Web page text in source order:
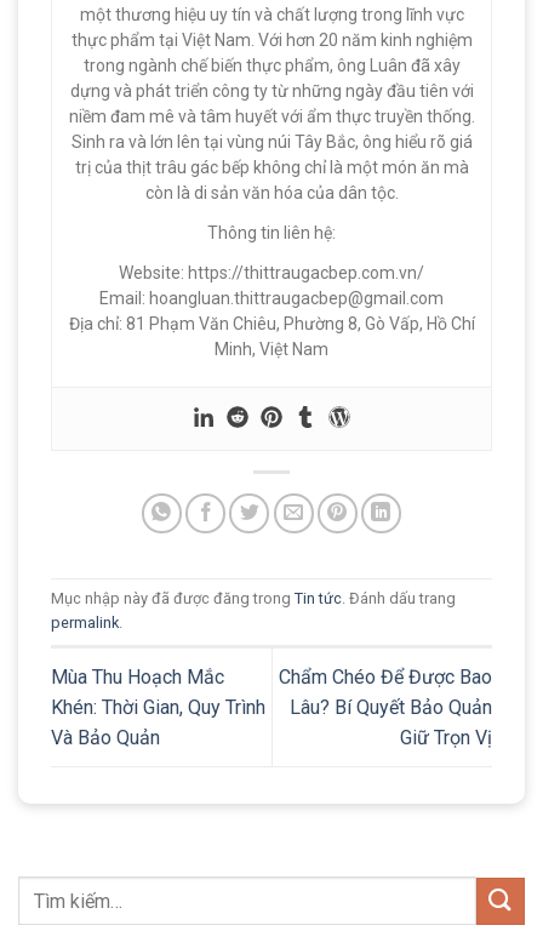
một thương hiệu uy tín và chất lượng trong lĩnh vực
thực phẩm tại Việt Nam. Với hơn 20 năm kinh nghiệm
trong ngành chế biến thực phẩm, ông Luân đã xây
dựng và phát triển công ty từ những ngày đầu tiên với
niềm đam mê và tâm huyết với ẩm thực truyền thống.
Sinh ra và lớn lên tại vùng núi Tây Bắc, ông hiểu rõ giá
trị của thịt trâu gác bếp không chỉ là một món ăn mà
còn là di sản văn hóa của dân tộc.
Thông tin liên hệ:
Website: https://thittraugacbep.com.vn/
Email: hoangluan.thittraugacbep@gmail.com
Địa chỉ: 81 Phạm Văn Chiêu, Phường 8, Gò Vấp, Hồ Chí
Minh, Việt Nam
Mục nhập này đã được đăng trong Tin tức. Đánh dấu trang
permalink.
Mùa Thu Hoạch Mắc
Khén: Thời Gian, Quy Trình
Và Bảo Quản
Chẩm Chéo Để Được Bao
Lâu? Bí Quyết Bảo Quản
Giữ Trọn Vị